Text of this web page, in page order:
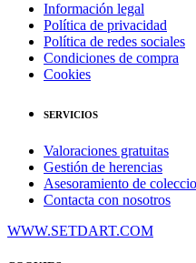
Información legal
Política de privacidad
Política de redes sociales
Condiciones de compra
Cookies
SERVICIOS
Valoraciones gratuitas
Gestión de herencias
Asesoramiento de
Contacta con nosotros
WWW.SETDART.COM